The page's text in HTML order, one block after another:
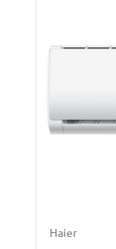
Haier